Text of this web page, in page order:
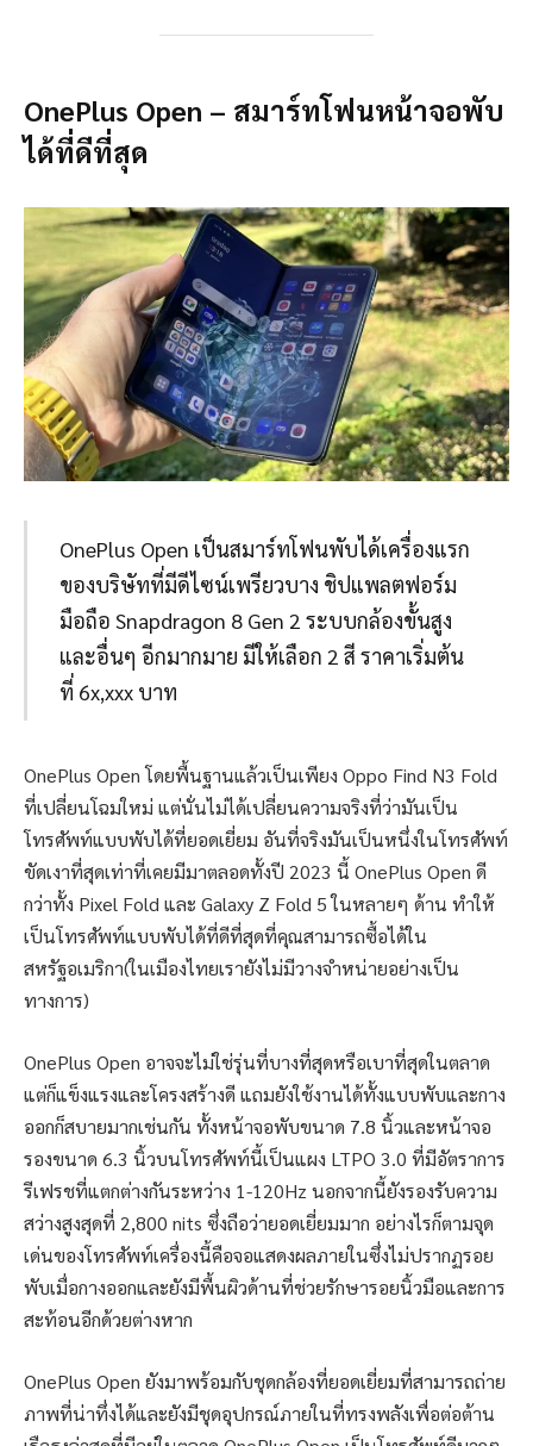
OnePlus Open – สมาร์ทโฟนหน้าจอพับ
ได้ที่ดีที่สุด
OnePlus Open เป็นสมาร์ทโฟนพับได้เครื่องแรก
ของบริษัทที่มีดีไซน์เพรียวบาง ชิปแพลตฟอร์ม
มือถือ Snapdragon 8 Gen 2 ระบบกล้องขั้นสูง
และอื่นๆ อีกมากมาย มีให้เลือก 2 สี ราคาเริ่มต้น
ที่ 6x,xxx บาท
OnePlus Open โดยพื้นฐานแล้วเป็นเพียง Oppo Find N3 Fold
ที่เปลี่ยนโฉมใหม่ แต่นั่นไม่ได้เปลี่ยนความจริงที่ว่ามันเป็น
โทรศัพท์แบบพับได้ที่ยอดเยี่ยม อันที่จริงมันเป็นหนึ่งในโทรศัพท์
ขัดเงาที่สุดเท่าที่เคยมีมาตลอดทั้งปี 2023 นี้ OnePlus Open ดี
กว่าทั้ง Pixel Fold และ Galaxy Z Fold 5 ในหลายๆ ด้าน ทำให้
เป็นโทรศัพท์แบบพับได้ที่ดีที่สุดที่คุณสามารถซื้อได้ใน
สหรัฐอเมริกา(ในเมืองไทยเรายังไม่มีวางจำหน่ายอย่างเป็น
ทางการ)
OnePlus Open อาจจะไม่ใช่รุ่นที่บางที่สุดหรือเบาที่สุดในตลาด
แต่ก็แข็งแรงและโครงสร้างดี แถมยังใช้งานได้ทั้งแบบพับและกาง
ออกก็สบายมากเช่นกัน ทั้งหน้าจอพับขนาด 7.8 นิ้วและหน้าจอ
รองขนาด 6.3 นิ้วบนโทรศัพท์นี้เป็นแผง LTPO 3.0 ที่มีอัตราการ
รีเฟรชที่แตกต่างกันระหว่าง 1-120Hz นอกจากนี้ยังรองรับความ
สว่างสูงสุดที่ 2,800 nits ซึ่งถือว่ายอดเยี่ยมมาก อย่างไรก็ตามจุด
เด่นของโทรศัพท์เครื่องนี้คือจอแสดงผลภายในซึ่งไม่ปรากฏรอย
พับเมื่อกางออกและยังมีพื้นผิวด้านที่ช่วยรักษารอยนิ้วมือและการ
สะท้อนอีกด้วยต่างหาก
OnePlus Open ยังมาพร้อมกับชุดกล้องที่ยอดเยี่ยมที่สามารถถ่าย
ภาพที่น่าทึ่งได้และยังมีชุดอุปกรณ์ภายในที่ทรงพลังเพื่อต่อต้าน